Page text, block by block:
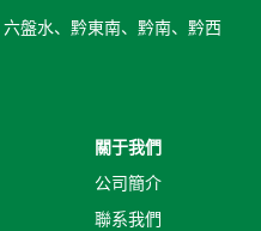
盤水、黔東南、黔南、黔西
關于我們
公司簡介
聯系我們